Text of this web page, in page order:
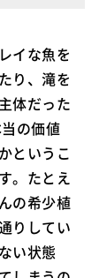
イな魚を
り、滝を
体だった
の価値
というこ
。たとえ
の希少植
りしてい
い状態